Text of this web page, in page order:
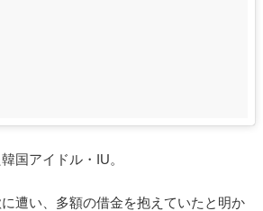
国アイドル・IU。
遭い、多額の借金を抱えていたと明か